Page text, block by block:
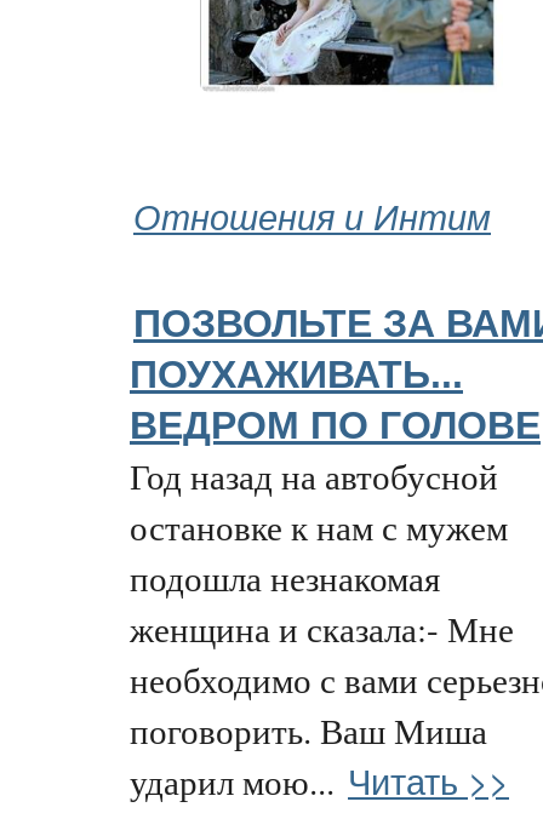
Отношения и Интим
ПОЗВОЛЬТЕ ЗА
ПОУХАЖИВАТЬ...
ВЕДРОМ ПО ГОЛОВЕ
Год назад на автобусной
остановке к нам с мужем
подошла незнакомая
женщина и сказала:- Мне
необходимо с вами
поговорить. Ваш Миша
ударил мою... Читать >>